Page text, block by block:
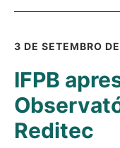
3 DE SETEMBRO
IFPB
Reditec